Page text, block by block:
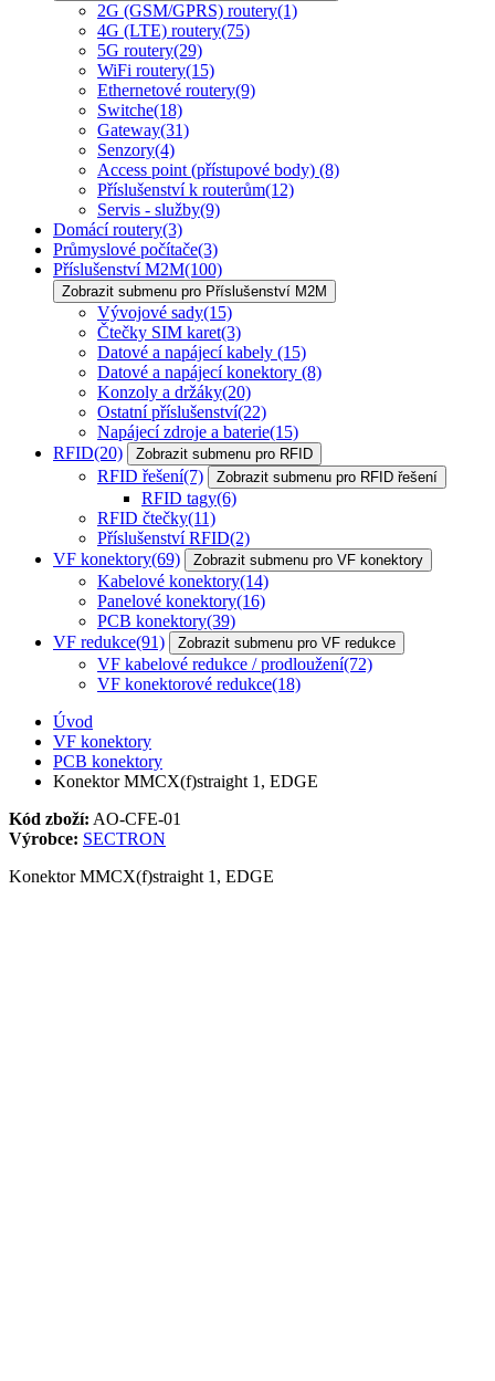
2G (GSM/GPRS) routery(1)
4G (LTE) routery(75)
5G routery(29)
WiFi routery(15)
Ethernetové routery(9)
Switche(18)
Gateway(31)
Senzory(4)
Access point (přístupové body) (8)
Příslušenství k routerům(12)
Servis - služby(9)
Domácí routery(3)
Průmyslové počítače(3)
Příslušenství M2M(100)
Zobrazit submenu pro Příslušenství M2M
Vývojové sady(15)
Čtečky SIM karet(3)
Datové a napájecí kabely (15)
Datové a napájecí konektory (8)
Konzoly a držáky(20)
Ostatní příslušenství(22)
Napájecí zdroje a baterie(15)
RFID(20) Zobrazit submenu pro RFID
RFID řešení(7) Zobrazit submenu pro RFID řešení
RFID tagy(6)
RFID čtečky(11)
Příslušenství RFID(2)
VF konektory(69) Zobrazit submenu pro VF konektory
Kabelové konektory(14)
Panelové konektory(16)
PCB konektory(39)
VF redukce(91) Zobrazit submenu pro VF redukce
VF kabelové redukce / prodloužení(72)
VF konektorové redukce(18)
Úvod
VF konektory
PCB konektory
Konektor MMCX(f)straight 1, EDGE
Kód zboží: AO-CFE-01
Výrobce: SECTRON
Konektor MMCX(f)straight 1, EDGE